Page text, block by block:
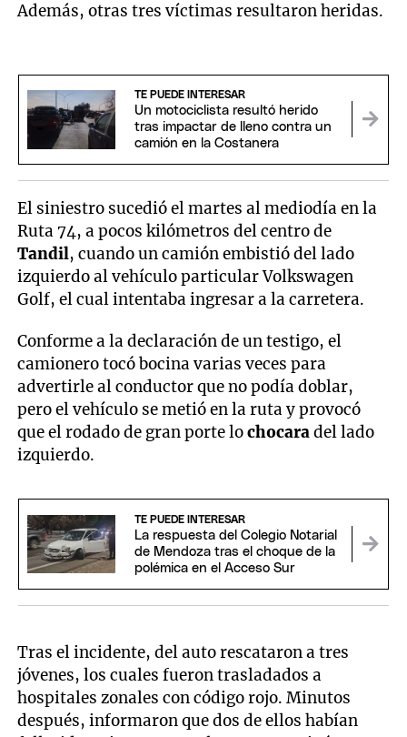
Además, otras tres víctimas resultaron heridas.
TE PUEDE INTERESAR
Un motociclista resultó herido
tras impactar de lleno contra un
camión en la Costanera
El siniestro sucedió el martes al mediodía en la
Ruta 74, a pocos kilómetros del centro de
Tandil, cuando un camión embistió del lado
izquierdo al vehículo particular Volkswagen
Golf, el cual intentaba ingresar a la carretera.
Conforme a la declaración de un testigo, el
camionero tocó bocina varias veces para
advertirle al conductor que no podía doblar,
pero el vehículo se metió en la ruta y provocó
que el rodado de gran porte lochocaradel lado
izquierdo.
TE PUEDE INTERESAR
La respuesta del Colegio Notarial
de Mendoza tras el choque de la
polémica en el Acceso Sur
Tras el incidente, del auto rescataron a tres
jóvenes, los cuales fueron trasladados a
hospitales zonales con código rojo. Minutos
después, informaron que dos de ellos habían